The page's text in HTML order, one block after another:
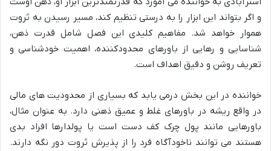
و اگر بتواند این ابزار را به درستی تنظیم کند، مسیر رسیدن به ثروت
هموار خواهد شد. مفاهیم کلیدی این فصل شامل قدرت ذهن،
شناسایی و رهایی از باورهای محدودکننده، اهمیت خودشناسی و
تعریف روشن و دقیق اهداف است.
خواننده در این بخش درمی یابد که بسیاری از محدودیت های مالی
در واقع ریشه در باورهای غلط و عمیق ذهنی دارد. به عنوان مثال،
باورهایی مانند پول چرک کف دست است یا پولدارها افراد بدی
هستند می توانند ناخودآگاه فرد را از پذیرش ثروت دور نگه دارند.